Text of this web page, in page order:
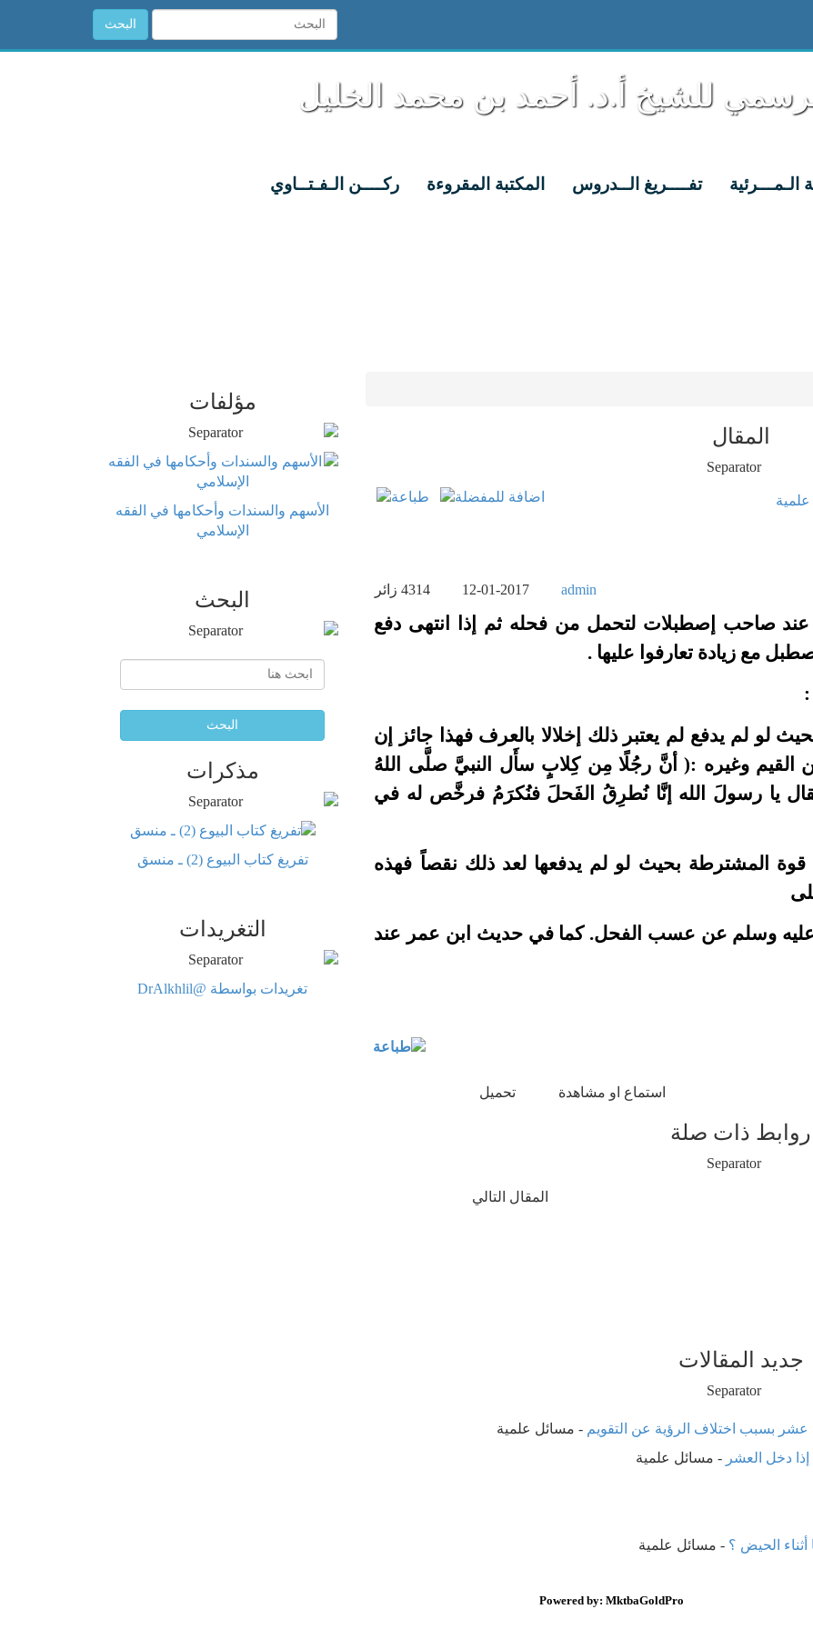
البحث
للشيخ أ.د. أحمد بن محمد الخليل
الـمـــرئية تفــــريغ الــدروس المكتبة المقروءة ركــــن الـفـتــاوي
المقال
4314 زائر 12-01-2017 admin
صاحب إصطبلات لتحمل من فحله ثم إذا انتهى دفع
مع زيادة تعارفوا عليها .
لو لم يدفع لم يعتبر ذلك إخلالا بالعرف فهذا جائز إن
القيم وغيره :( أنَّ رجُلًا مِن كِلابٍ سأَل النبيَّ صلَّى اللهُ
يا رسولَ الله إنَّا نُطرِقُ الفَحلَ فنُكرَمُ فرخَّص له في
قوة المشترطة بحيث لو لم يدفعها لعد ذلك نقصاً فهذه
عليه وسلم عن عسب الفحل. كما في حديث ابن عمر عند
استماع او مشاهدة تحميل
روابط ذات صلة
المقال التالي
جديد المقالات
بسبب اختلاف الرؤية عن التقويم - مسائل علمية
دخل العشر - مسائل علمية
أثناء الحيض ؟ - مسائل علمية
مؤلفات
الأسهم والسندات وأحكامها في الفقه
الإسلامي
البحث
البحث
مذكرات
تفريغ كتاب البيوع (2) ـ منسق
التغريدات
تغريدات بواسطة @DrAlkhlil
Powered by: MktbaGoldPro